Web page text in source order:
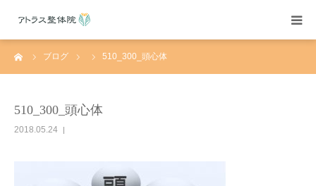
ブログ 510_300_頭心体
510_300_頭心体
2018.05.24
当院紹介
よくある質問